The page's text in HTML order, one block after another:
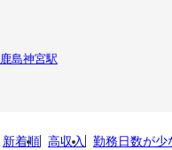
鹿島神宮駅
新着順 高収入 勤務日数が少